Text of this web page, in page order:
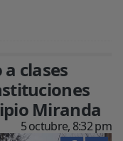
clases
Miranda
5 octubre, 8:32 pm